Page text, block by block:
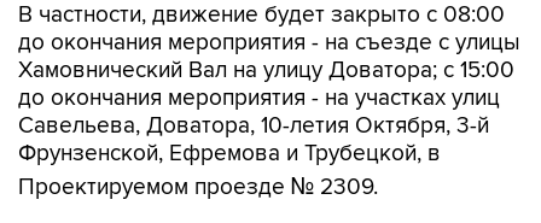
В частности, движение будет закрыто с 08:00
до окончания мероприятия - на съезде с улицы
Хамовнический Вал на улицу Доватора; с 15:00
до окончания мероприятия - на участках улиц
Савельева, Доватора, 10-летия Октября, 3-й
Фрунзенской, Ефремова и Трубецкой, в
Проектируемом проезде № 2309.